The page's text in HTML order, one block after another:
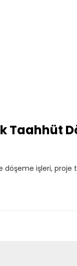
Taahhüt
döşeme işleri,